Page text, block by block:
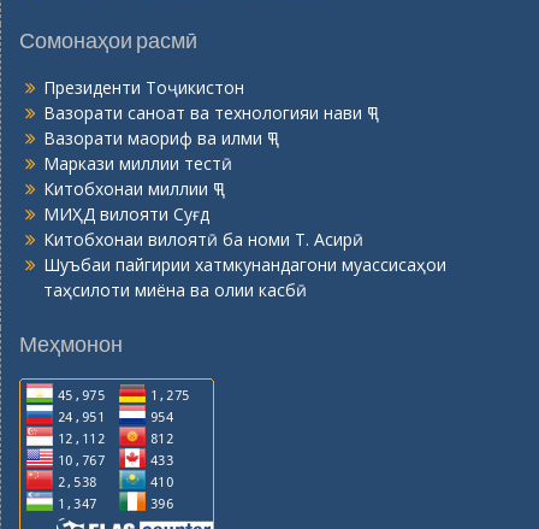
Сомонаҳои расмӣ
Президенти Тоҷикистон
Вазорати саноат ва технологияи нави ҶТ
Вазорати маориф ва илми ҶТ
Маркази миллии тестӣ
Китобхонаи миллии ҶТ
МИҲД вилояти Суғд
Китобхонаи вилоятӣ ба номи Т. Асирӣ
Шуъбаи пайгирии хатмкунандагони муассисаҳои
таҳсилоти миёна ва олии касбӣ
Меҳмонон